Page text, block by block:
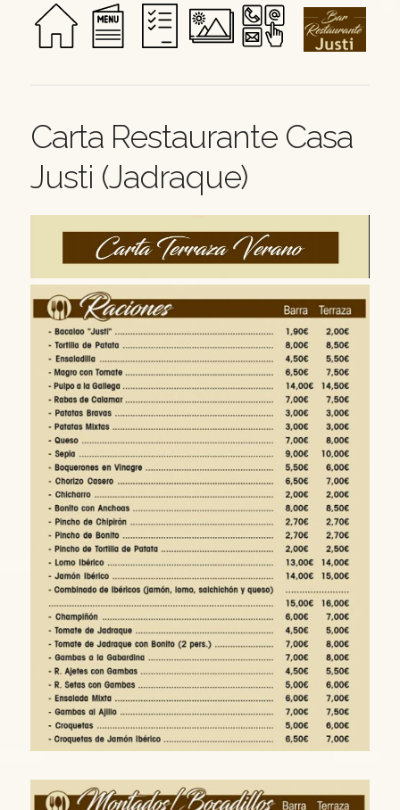
Carta Restaurante Casa
Justi (Jadraque)